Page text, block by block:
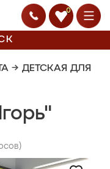
0
→ ДЕТСКАЯ ДЛЯ